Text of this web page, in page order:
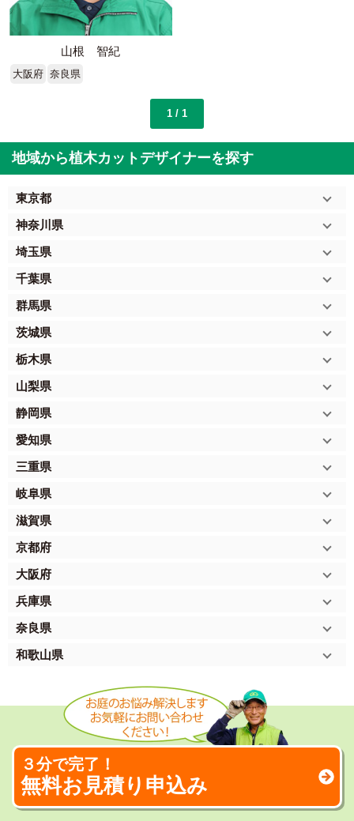
山根 智紀
大阪府 奈良県
1 / 1
地域から植木カットデザイナーを探す
東京都
神奈川県
埼玉県
千葉県
群馬県
茨城県
栃木県
山梨県
静岡県
愛知県
三重県
岐阜県
滋賀県
京都府
大阪府
兵庫県
奈良県
和歌山県
３分で完了！
無料お見積り申込み